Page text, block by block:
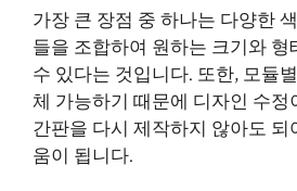
가장 큰 장점 중 하나는 다양한
들을 조합하여 원하는 크기와 형
수 있다는 것입니다. 또한, 모듈
체 가능하기 때문에 디자인 수정
간판을 다시 제작하지 않아도 되
움이 됩니다.